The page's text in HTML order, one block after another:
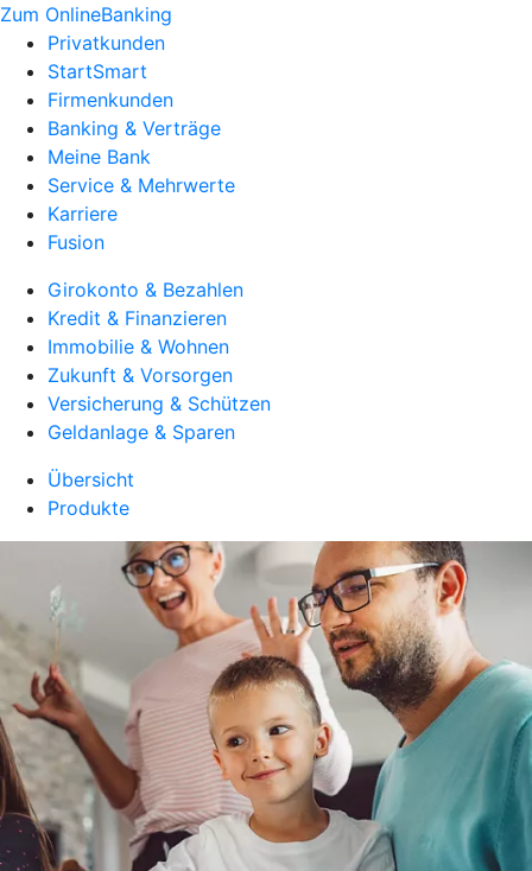
Zum OnlineBanking
Privatkunden
StartSmart
Firmenkunden
Banking & Verträge
Meine Bank
Service & Mehrwerte
Karriere
Fusion
Girokonto & Bezahlen
Kredit & Finanzieren
Immobilie & Wohnen
Zukunft & Vorsorgen
Versicherung & Schützen
Geldanlage & Sparen
Übersicht
Produkte